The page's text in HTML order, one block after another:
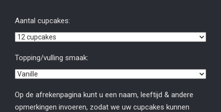
Aantal cupcakes:
Topping/vulling smaak:
Op de afrekenpagina kunt u een naam, leeftijd & andere
opmerkingen invoeren, zodat we uw cupcakes kunnen